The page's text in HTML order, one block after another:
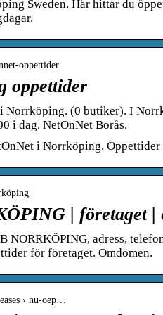
Sweden. Här hittar du
oppettider
oppettider
Norrköping. (0 butiker). I
i dag. NetOnNet Borås.
i Norrköping.
| företaget |
adress,
för företaget. Omdömen.
› nu-oep…